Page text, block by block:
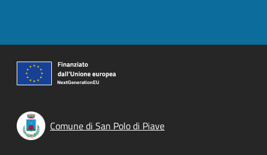
Comune di San Polo di Piave